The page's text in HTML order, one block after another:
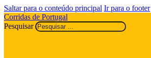
Saltar para o conteúdo principal Ir para o footer
Corridas de Portugal
Pesquisar